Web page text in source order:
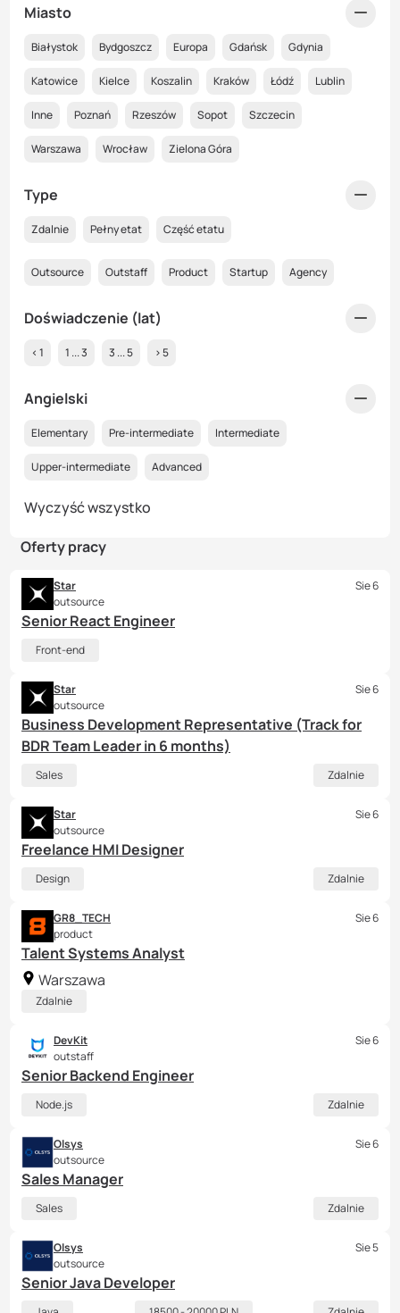
Oferty pracy
Senior React Engineer
Star
outsource
Sie 6
Front-end
Business Development Representative (Track for
BDR Team Leader in 6 months)
Star
outsource
Sie 6
Sales Zdalnie
Freelance HMI Designer
Star
outsource
Sie 6
Design Zdalnie
Talent Systems Analyst
Warszawa
GR8_TECH
product
Sie 6
Zdalnie
Senior Backend Engineer
DevKit
outstaff
Sie 6
Node.js Zdalnie
Sales Manager
Olsys
outsource
Sie 6
Sales Zdalnie
Senior Java Developer
Olsys
outsource
Sie 5
Miasto
Białystok Bydgoszcz Europa Gdańsk Gdynia
Katowice Kielce Koszalin Kraków Łódź Lublin
Inne Poznań Rzeszów Sopot Szczecin
Warszawa Wrocław Zielona Góra
Type
Zdalnie Pełny etat Część etatu
Outsource Outstaff Product Startup Agency
Doświadczenie (lat)
< 1 1 ... 3 3 ... 5 > 5
Angielski
Elementary Pre-intermediate Intermediate
Upper-intermediate Advanced
Wyczyść wszystko